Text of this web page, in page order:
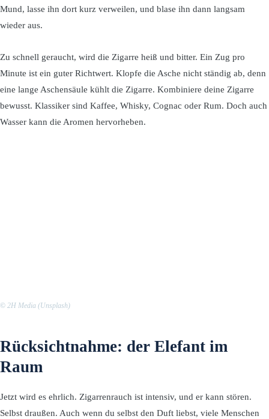
Mund, lasse ihn dort kurz verweilen, und blase ihn dann langsam
wieder aus.
Zu schnell geraucht, wird die Zigarre heiß und bitter. Ein Zug pro
Minute ist ein guter Richtwert. Klopfe die Asche nicht ständig ab, denn
eine lange Aschensäule kühlt die Zigarre. Kombiniere deine Zigarre
bewusst. Klassiker sind Kaffee, Whisky, Cognac oder Rum. Doch auch
Wasser kann die Aromen hervorheben.
© 2H Media (Unsplash)
Rücksichtnahme: der Elefant im
Raum
Jetzt wird es ehrlich. Zigarrenrauch ist intensiv, und er kann stören.
Selbst draußen. Auch wenn du selbst den Duft liebst, viele Menschen